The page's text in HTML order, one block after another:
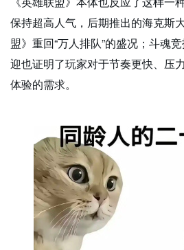
保持超高人气，后期推出的海克斯
盟》重回“万人排队”的盛况；斗魂
迎也证明了玩家对于节奏更快、压
体验的需求。